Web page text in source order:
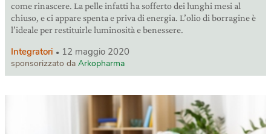
come rinascere. La pelle infatti ha sofferto dei lunghi mesi al
chiuso, e ci appare spenta e priva di energia. L’olio di borragine è
l’ideale per restituirle luminosità e benessere.
Integratori 12 maggio 2020
sponsorizzato da Arkopharma